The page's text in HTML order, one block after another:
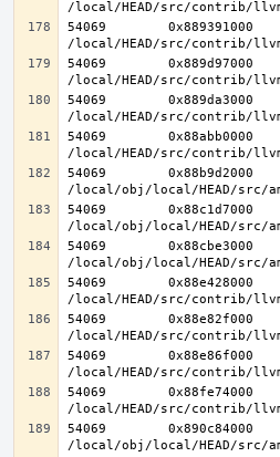
54069
54069        0x889d97000
54069        0x889da3000
54069        0x88abb0000
54069
54069        0x88c1d7000
54069        0x88cbe3000
54069
54069        0x88e82f000
54069        0x88e86f000
54069        0x88fe74000
54069